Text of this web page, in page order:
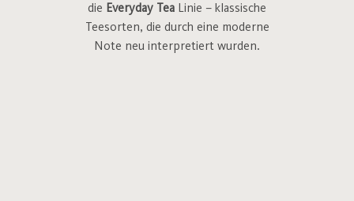
die Everyday Tea Linie – klassische
Teesorten, die durch eine moderne
Note neu interpretiert wurden.